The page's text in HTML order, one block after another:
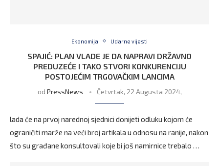
Ekonomija Udarne vijesti
SPAJIĆ: PLAN VLADE JE DA NAPRAVI DRŽAVNO
PREDUZEĆE I TAKO STVORI KONKURENCIJU
POSTOJEĆIM TRGOVAČKIM LANCIMA
od PressNews Četvrtak, 22 Augusta 2024,
lada će na prvoj narednoj sjednici donijeti odluku kojom će
ograničiti marže na veći broj artikala u odnosu na ranije, nakon
što su građane konsultovali koje bi još namirnice trebalo …